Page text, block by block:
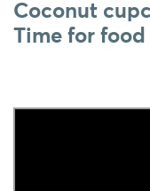
Coconut
Time for